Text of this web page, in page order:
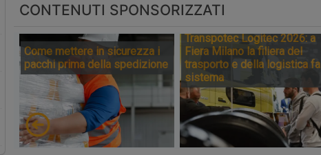
CONTENUTI SPONSORIZZATI
Come mettere in sicurezza i
pacchi prima della spedizione
Transpotec Logitec 2026: a
Fiera Milano la filiera del
trasporto e della logistica fa
sistema